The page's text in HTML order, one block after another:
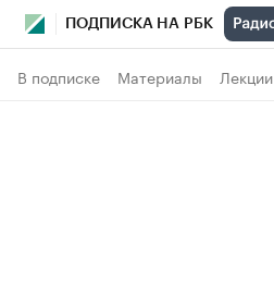
ПОДПИСКА НА РБК
В подписке Материалы Лекции